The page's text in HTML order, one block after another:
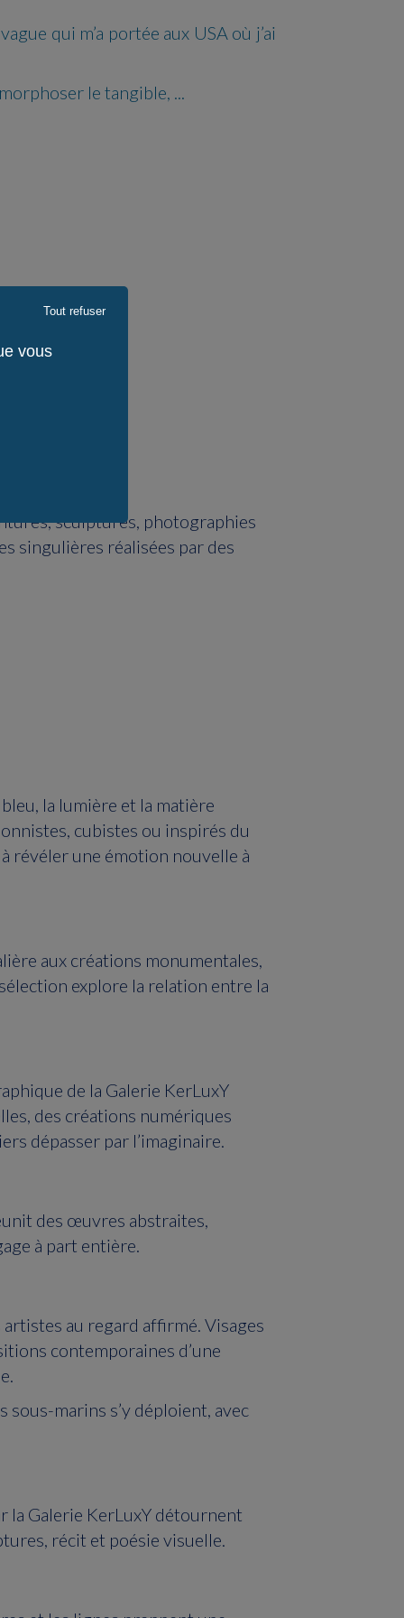
qui m’a portée aux USA où j’ai
le tangible, ...
sculptures, photographies
singulières réalisées par des
la lumière et la matière
cubistes ou inspirés du
révéler une émotion nouvelle à
aux créations monumentales,
explore la relation entre la
de la Galerie KerLuxY
des créations numériques
dépasser par l’imaginaire.
des œuvres abstraites,
à part entière.
au regard affirmé. Visages
contemporaines d’une
marins s’y déploient, avec
la Galerie KerLuxY détournent
récit et poésie visuelle.
vous
Tout refuser